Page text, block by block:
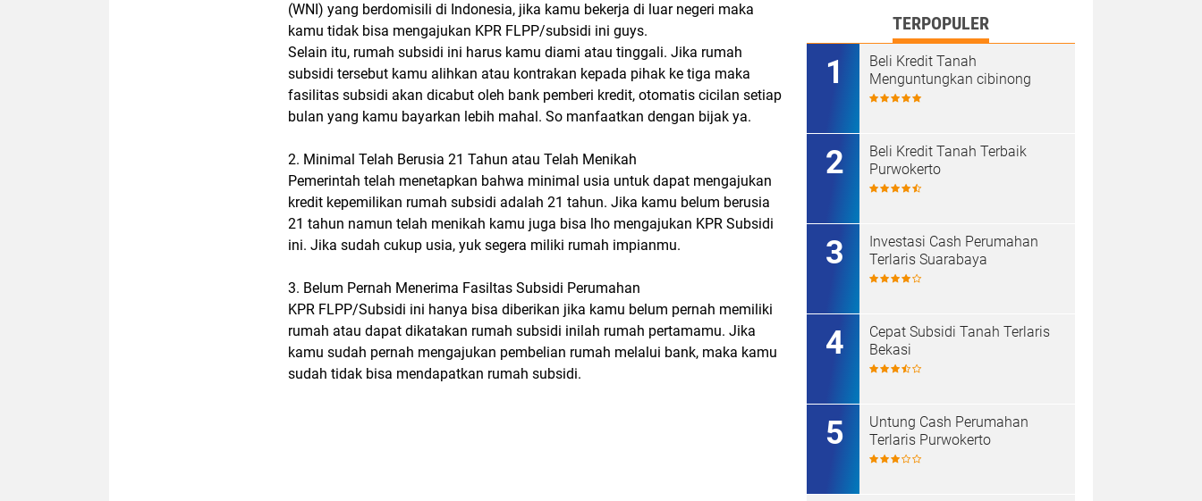
(WNI) yang berdomisili di Indonesia, jika kamu bekerja di luar negeri maka
kamu tidak bisa mengajukan KPR FLPP/subsidi ini guys.
Selain itu, rumah subsidi ini harus kamu diami atau tinggali. Jika rumah
subsidi tersebut kamu alihkan atau kontrakan kepada pihak ke tiga maka
fasilitas subsidi akan dicabut oleh bank pemberi kredit, otomatis cicilan setiap
bulan yang kamu bayarkan lebih mahal. So manfaatkan dengan bijak ya.
2. Minimal Telah Berusia 21 Tahun atau Telah Menikah
Pemerintah telah menetapkan bahwa minimal usia untuk dapat mengajukan
kredit kepemilikan rumah subsidi adalah 21 tahun. Jika kamu belum berusia
21 tahun namun telah menikah kamu juga bisa lho mengajukan KPR Subsidi
ini. Jika sudah cukup usia, yuk segera miliki rumah impianmu.
3. Belum Pernah Menerima Fasiltas Subsidi Perumahan
KPR FLPP/Subsidi ini hanya bisa diberikan jika kamu belum pernah memiliki
rumah atau dapat dikatakan rumah subsidi inilah rumah pertamamu. Jika
kamu sudah pernah mengajukan pembelian rumah melalui bank, maka kamu
sudah tidak bisa mendapatkan rumah subsidi.
TERPOPULER
Beli Kredit Tanah
Menguntungkan cibinong
Beli Kredit Tanah Terbaik
Purwokerto
Investasi Cash Perumahan
Terlaris Suarabaya
Cepat Subsidi Tanah Terlaris
Bekasi
Untung Cash Perumahan
Terlaris Purwokerto